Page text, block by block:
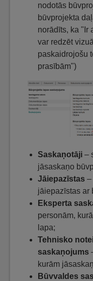
nodotās
būvprojekta
norādīts, ka "Ir
var redzēt
paskaidrojošu
prasībām")
Saskaņotāji –
jāsaskaņo
Jāiepazīstas –
jāiepazīstas ar
Eksperta
personām,
lapa;
Tehnisko
saskaņojums
kurām
Būvvaldes